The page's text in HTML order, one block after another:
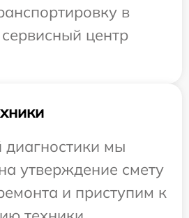
в
центр
мы
утверждение смету
и приступим к